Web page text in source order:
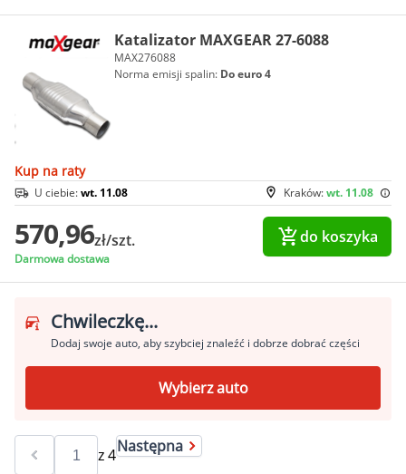
Katalizator MAXGEAR 27-6088
MAX276088
Norma emisji spalin: Do euro 4
Kup na raty
Kraków:wt. 11.08
U ciebie:wt. 11.08
570,96zł/szt.
Darmowa dostawa
do koszyka
Chwileczkę...
Dodaj swoje auto, aby szybciej znaleźć i dobrze dobrać części
Wybierz auto
z4Następna